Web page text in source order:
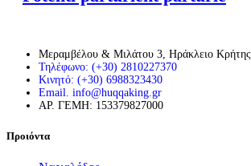
Μεραμβέλου & Μιλάτου 3, Ηράκλειο Κρήτης
Τηλέφωνο: (+30) 2810227370
Κινητό: (+30) 6988323430
Email. info@huqqaking.gr
ΑΡ. ΓΕΜΗ: 153379827000
Προιόντα